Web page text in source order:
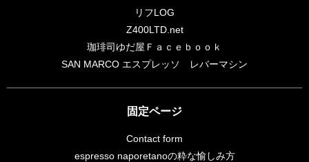
リフLOG
Z400LTD.net
珈琲司ゆだ屋Ｆａｃｅｂｏｏｋ
SAN MARCO エスプレッソ レバーマシン
固定ページ
Contact form
espresso naporetanoの粋な愉しみ方